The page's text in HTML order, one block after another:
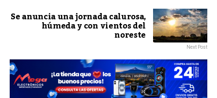
Se anuncia una jornada calurosa,
húmeda y con vientos del
noreste
Next Post